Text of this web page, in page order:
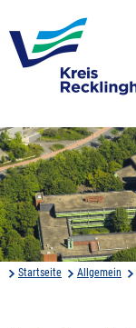
Startseite Allgemein